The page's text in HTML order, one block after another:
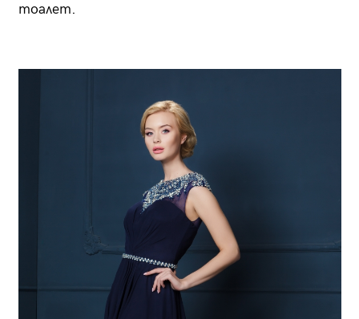
тоалет.